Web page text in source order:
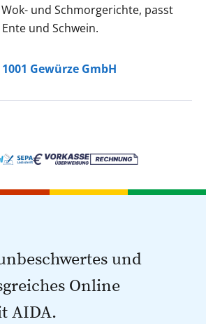
und Schmorgerichte, passt
und Schwein.
1001 Gewürze GmbH
und
Online
AIDA.